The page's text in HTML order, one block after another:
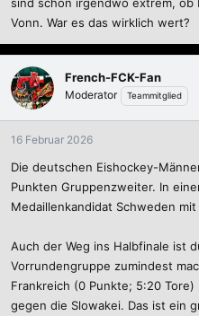
Vonn. War es das wirklich wert?
French-FCK-Fan
Moderator Teammitglied
16 Februar 2026
Die deutschen Eishockey-
Punkten Gruppenzweiter. In
Medaillenkandidat Schweden
Auch der Weg ins Halbfinale ist
Vorrundengruppe zumindest
Frankreich (0 Punkte; 5:20
gegen die Slowakei. Das ist ein